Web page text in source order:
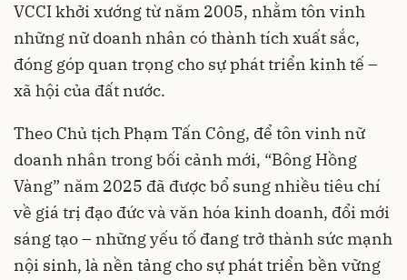
VCCI khởi xướng từ năm 2005, nhằm tôn vinh
những nữ doanh nhân có thành tích xuất sắc,
đóng góp quan trọng cho sự phát triển kinh tế –
xã hội của đất nước.
Theo Chủ tịch Phạm Tấn Công, để tôn vinh nữ
doanh nhân trong bối cảnh mới, “Bông Hồng
Vàng” năm 2025 đã được bổ sung nhiều tiêu chí
về giá trị đạo đức và văn hóa kinh doanh, đổi mới
sáng tạo – những yếu tố đang trở thành sức mạnh
nội sinh, là nền tảng cho sự phát triển bền vững